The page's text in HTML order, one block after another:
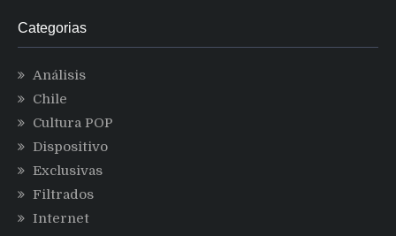
Categorias
Análisis
Chile
Cultura POP
Dispositivo
Exclusivas
Filtrados
Internet